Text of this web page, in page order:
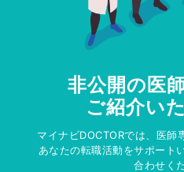
非公開の医
ご紹介い
マイナビDOCTORでは、医師
あなたの転職活動をサポート
合わせく